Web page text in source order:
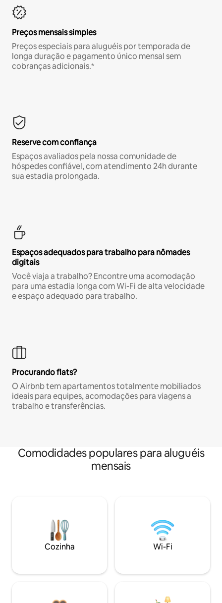
Preços mensais simples
Preços especiais para aluguéis por temporada de
longa duração e pagamento único mensal sem
cobranças adicionais.*
Reserve com confiança
Espaços avaliados pela nossa comunidade de
hóspedes confiável, com atendimento 24h durante
sua estadia prolongada.
Espaços adequados para trabalho para nômades
digitais
Você viaja a trabalho? Encontre uma acomodação
para uma estadia longa com Wi-Fi de alta velocidade
e espaço adequado para trabalho.
Procurando flats?
O Airbnb tem apartamentos totalmente mobiliados
ideais para equipes, acomodações para viagens a
trabalho e transferências.
Comodidades populares para aluguéis
mensais
Cozinha Wi-Fi